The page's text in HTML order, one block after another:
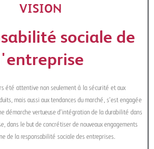
VISION
sociale de
été attentive non seulement à la sécurité et aux
mais aussi aux tendances du marché, s’est engagée
démarche vertueuse d’intégration de la durabilité dans
dans le but de concrétiser de nouveaux engagements
de la responsabilité sociale des entreprises.